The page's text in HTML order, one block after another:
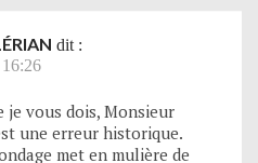
dit :
je vous dois, Monsieur
une erreur historique.
met en mulière de